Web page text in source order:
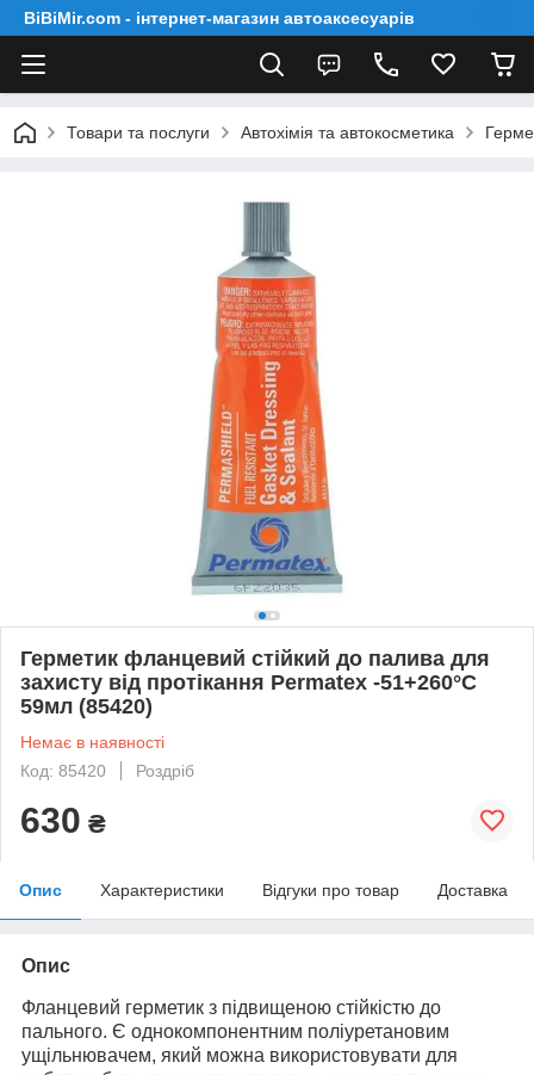
BiBiMir.com - інтернет-магазин автоаксесуарів
Товари та послуги Автохімія та автокосметика
Герметик фланцевий стійкий до палива для
захисту від протікання Permatex -51+260°C
59мл (85420)
Немає в наявності
Код: 85420
Роздріб
630 ₴
Опис Характеристики Відгуки про товар Доставка
Опис
Фланцевий герметик з підвищеною стійкістю до
пального. Є однокомпонентним поліуретановим
ущільнювачем, який можна використовувати для